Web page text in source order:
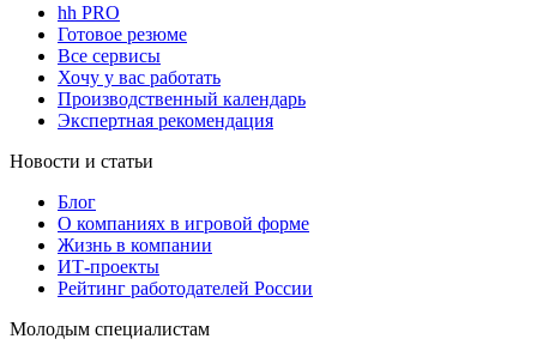
hh PRO
Готовое резюме
Все сервисы
Хочу у вас работать
Производственный календарь
Экспертная рекомендация
Новости и статьи
Блог
О компаниях в игровой форме
Жизнь в компании
ИТ-проекты
Рейтинг работодателей России
Молодым специалистам